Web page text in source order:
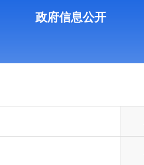
政府信息公开